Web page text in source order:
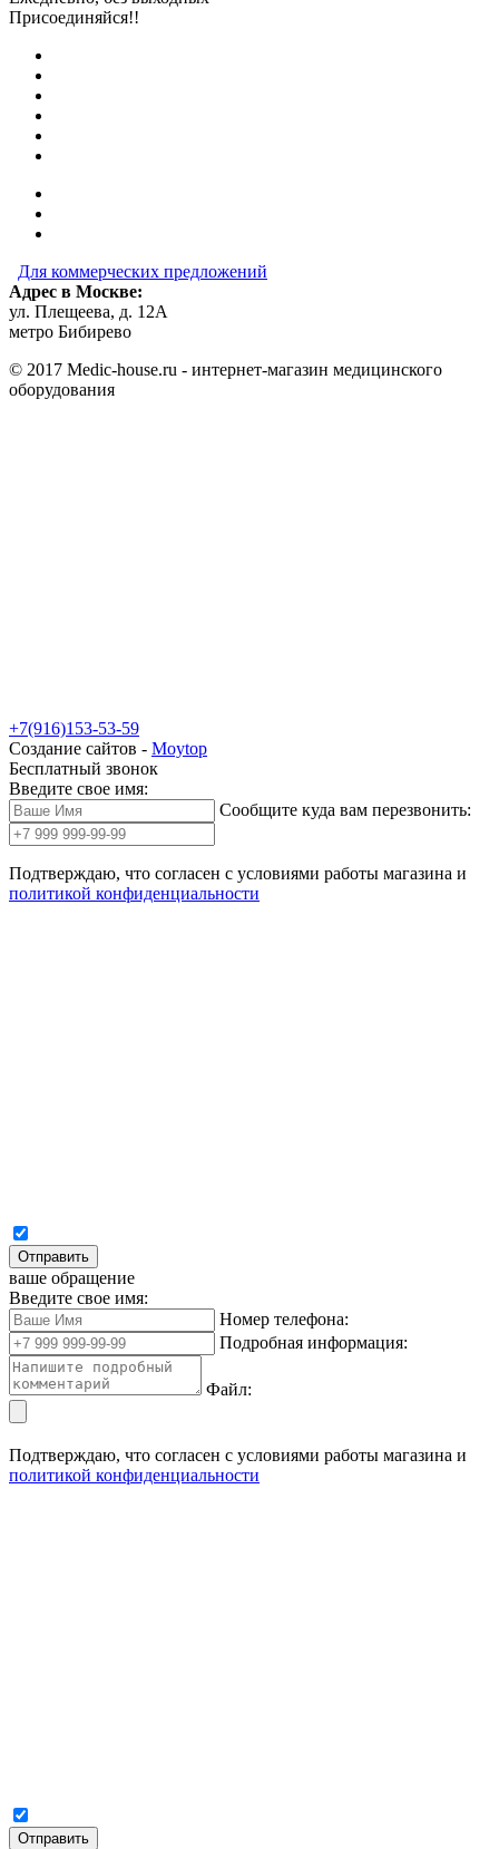
Присоединяйся!!
Для коммерческих предложений
Адрес в Москве:
ул. Плещеева, д. 12А
метро Бибирево
© 2017 Medic-house.ru - интернет-магазин медицинского
оборудования
+7(916)153-53-59
Создание сайтов - Moytop
Бесплатный звонок
Введите свое имя:
Сообщите куда вам перезвонить:
Подтверждаю, что согласен с условиями работы магазина и
политикой конфиденциальности
Отправить
ваше обращение
Введите свое имя:
Номер телефона:
Подробная информация:
Файл:
Подтверждаю, что согласен с условиями работы магазина и
политикой конфиденциальности
Отправить